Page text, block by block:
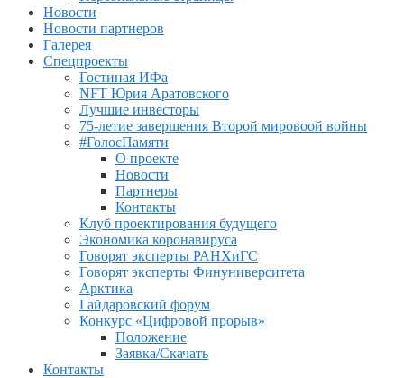
Новости
Новости партнеров
Галерея
Спецпроекты
Гостиная ИФа
NFT Юрия Аратовского
Лучшие инвесторы
75-летие завершения Второй мировоой войны
#ГолосПамяти
О проекте
Новости
Партнеры
Контакты
Клуб проектирования будущего
Экономика коронавируса
Говорят эксперты РАНХиГС
Говорят эксперты Финуниверситета
Арктика
Гайдаровский форум
Конкурс «Цифровой прорыв»
Положение
Заявка/Скачать
Контакты